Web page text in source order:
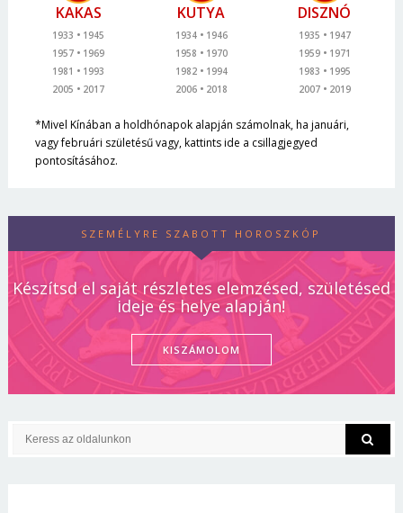
KAKAS
1933
1945
1957
1969
1981
1993
2005
2017
KUTYA
1934
1946
1958
1970
1982
1994
2006
2018
DISZNÓ
1935
1947
1959
1971
1983
1995
2007
2019
*Mivel Kínában a holdhónapok alapján számolnak, ha januári,
vagy februári születésű vagy, kattints ide a csillagjegyed
pontosításához.
SZEMÉLYRE SZABOTT HOROSZKÓP
Készítsd el saját részletes elemzésed, születésed
ideje és helye alapján!
KISZÁMOLOM